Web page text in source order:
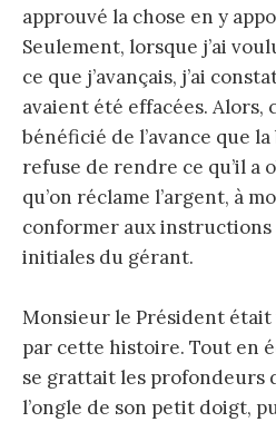
approuvé la chose en y
Seulement, lorsque j’ai
ce que j’avançais, j’ai
avaient été effacées. Alors,
bénéficié de l’avance que
refuse de rendre ce qu’il a
qu’on réclame l’argent, à
conformer aux
initiales du gérant.
Monsieur le Président
par cette histoire. Tout en
se grattait les profondeurs
l’ongle de son petit doigt,